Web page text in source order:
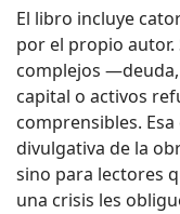
El libro incluye
por el propio
complejos
capital o activos
comprensibles.
divulgativa de la
sino para lectores
una crisis les